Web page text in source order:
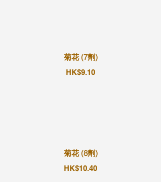
菊花 (7劑)
HK$9.10
菊花 (8劑)
HK$10.40